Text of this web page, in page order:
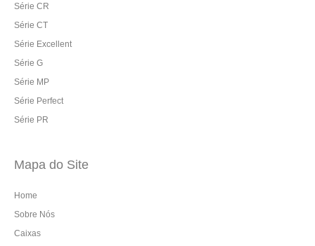
Série CR
Série CT
Série Excellent
Série G
Série MP
Série Perfect
Série PR
Mapa do Site
Home
Sobre Nós
Caixas